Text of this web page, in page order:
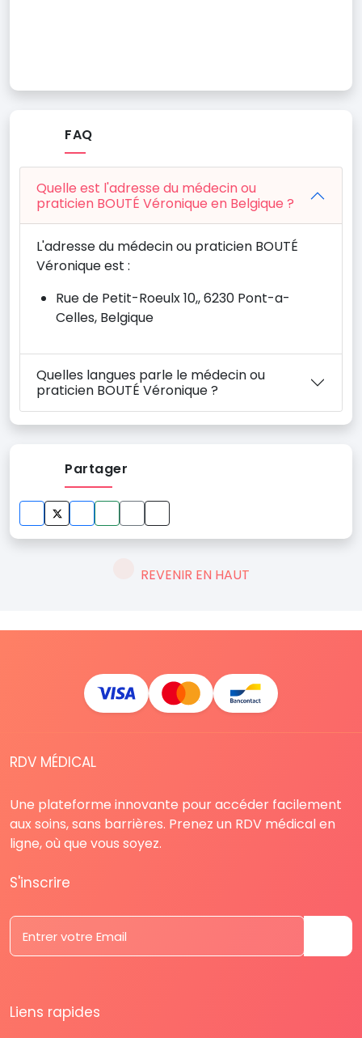
FAQ
Quelle est l'adresse du médecin ou
praticien BOUTÉ Véronique en Belgique ?
L'adresse du médecin ou praticien BOUTÉ
Véronique est :
Rue de Petit-Roeulx 10,, 6230 Pont-a-
Celles, Belgique
Quelles langues parle le médecin ou
praticien BOUTÉ Véronique ?
Partager
REVENIR EN HAUT
RDV MÉDICAL
Une plateforme innovante pour accéder facilement
aux soins, sans barrières. Prenez un RDV médical en
ligne, où que vous soyez.
S'inscrire
Liens rapides